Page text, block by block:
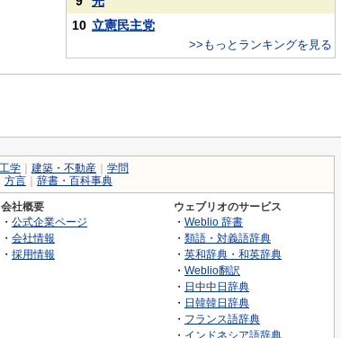
10 立憲民主党
>>もっとランキングを見る
工学 建築・不動産
学問
方言 辞書・百科事典
会社概要
・ 公式企業ページ
・ 会社情報
・ 採用情報
ウェブリオのサービス
・ Weblio 辞書
・ 類語・対義語辞典
・ 英和辞典・和英辞典
・ Weblio翻訳
・ 日中中日辞典
・ 日韓韓日辞典
・ フランス語辞典
・ インドネシア語辞典